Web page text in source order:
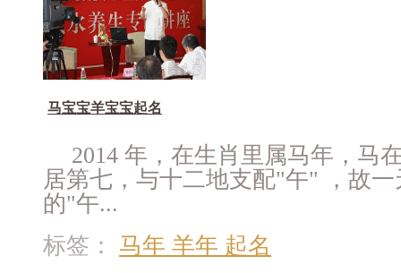
马宝宝羊宝宝起名
2014 年，在生肖里属马年，马
居第七，与十二地支配"午" ，故
的"午...
标签：
马年 羊年 起名